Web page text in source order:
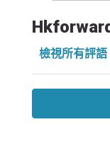
檢視所有評語